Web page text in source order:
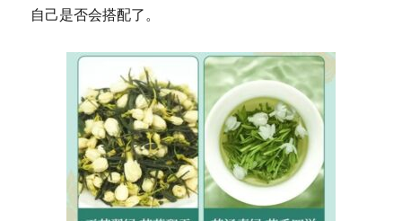
自己是否会搭配了。